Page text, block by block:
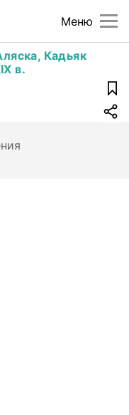
Меню
Кадьяк
в.